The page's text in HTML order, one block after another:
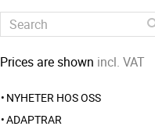
Prices are shown incl. VAT
NYHETER HOS OSS
ADAPTRAR